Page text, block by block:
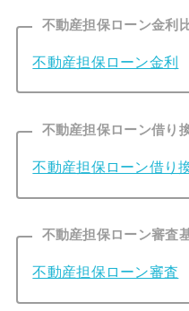
不動産担保ローン金利
不動産担保ローン金利
不動産担保ローン借り
不動産担保ローン借り
不動産担保ローン審査
不動産担保ローン審査